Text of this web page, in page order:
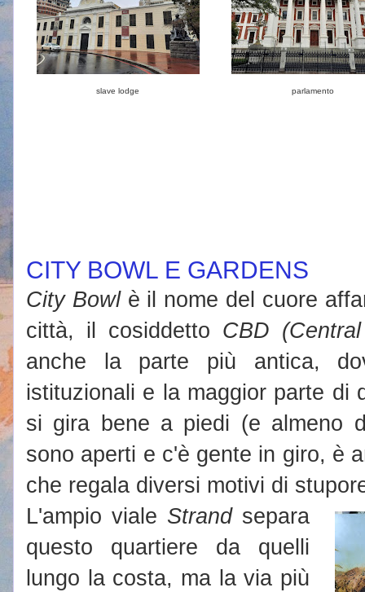
slave lodge parlamento
CITY BOWL E GARDENS
City Bowlè il nome del cuore
città, il cosiddetto CBD
anche la parte più antica,
istituzionali e la maggior parte di
si gira bene a piedi (e almeno
sono aperti e c'è gente in giro, è
che regala diversi motivi di
L'ampio viale Strandsepara
questo quartiere da quelli
lungo la costa, ma la via più